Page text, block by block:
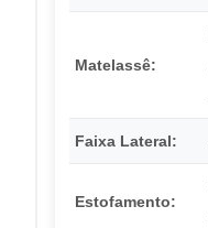
Matelassê:
Faixa Lateral:
Estofamento: